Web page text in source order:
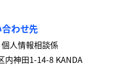
わせ先
人情報相談係
内神田1-14-8 KANDA